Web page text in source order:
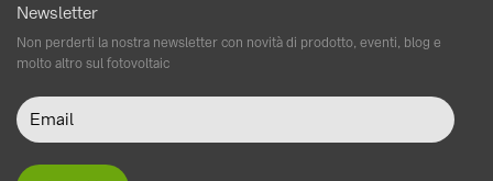
Newsletter
Non perderti la nostra newsletter con novità di prodotto, eventi, blog e
molto altro sul fotovoltaic